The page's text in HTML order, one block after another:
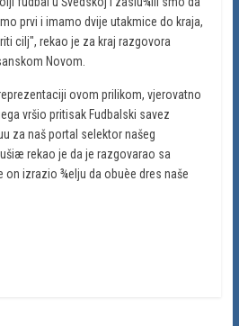
prvi i imamo dvije utakmice do kraja,
cilj", rekao je za kraj razgovora
Novom.
ovom prilikom, vjerovatno
vršio pritisak Fudbalski savez
za naš portal selektor našeg
rekao je da je razgovarao sa
on izrazio ¾elju da obuèe dres naše